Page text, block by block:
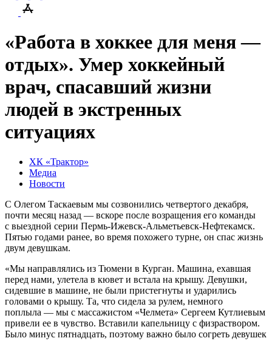
«Работа в хоккее для меня —
отдых». Умер хоккейный
врач, спасавший жизни
людей в экстренных
ситуациях
ХК «Трактор»
Медиа
Новости
С Олегом Таскаевым мы созвонились четвертого декабря,
почти месяц назад — вскоре после возращения его команды
с выездной серии Пермь-Ижевск-Альметьевск-Нефтекамск.
Пятью годами ранее, во время похожего турне, он спас жизнь
двум девушкам.
«Мы направлялись из Тюмени в Курган. Машина, ехавшая
перед нами, улетела в кювет и встала на крышу. Девушки,
сидевшие в машине, не были пристегнуты и ударились
головами о крышу. Та, что сидела за рулем, немного
поплыла — мы с массажистом «Челмета» Сергеем Кутлиевым
привели ее в чувство. Вставили капельницу с физраствором.
Было минус пятнадцать, поэтому важно было согреть девушек